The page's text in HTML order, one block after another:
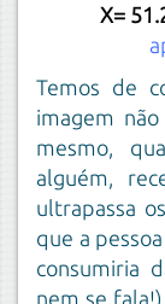
X=
Temos de
imagem
mesmo,
alguém,
ultrapassa
que a
consumiria
nem se